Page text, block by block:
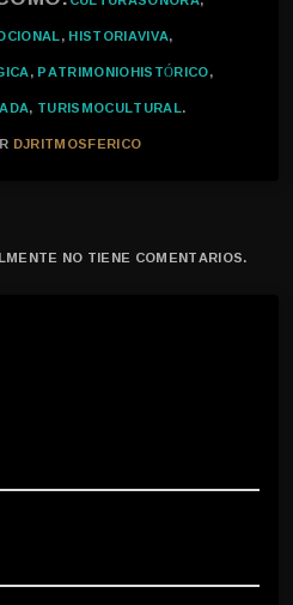
,HISTORIAVIVA,
,PATRIMONIOHISTÓRICO,
, TURISMOCULTURAL.
DJRITMOSFERICO
NO TIENE COMENTARIOS.